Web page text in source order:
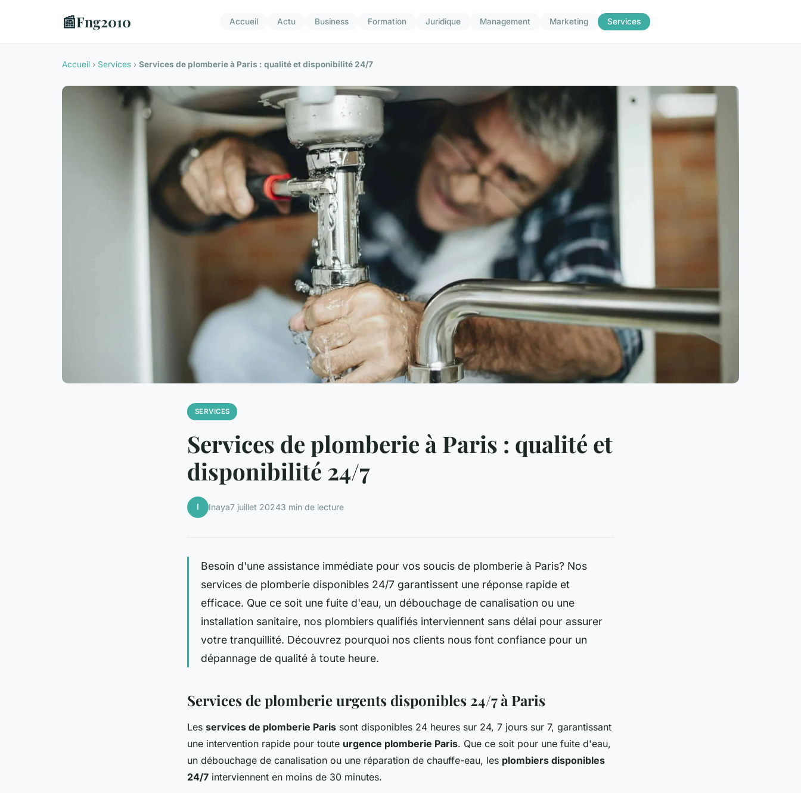
📰Fng2010 Accueil Actu Business Formation Juridique Management Marketing Services
Accueil › Services › Services de plomberie à Paris : qualité et disponibilité 24/7
SERVICES
Services de plomberie à Paris : qualité et
disponibilité 24/7
I Inaya7 juillet 20243 min de lecture
Besoin d'une assistance immédiate pour vos soucis de plomberie à Paris? Nos
services de plomberie disponibles 24/7 garantissent une réponse rapide et
efficace. Que ce soit une fuite d'eau, un débouchage de canalisation ou une
installation sanitaire, nos plombiers qualifiés interviennent sans délai pour assurer
votre tranquillité. Découvrez pourquoi nos clients nous font confiance pour un
dépannage de qualité à toute heure.
Services de plomberie urgents disponibles 24/7 à Paris
Les services de plomberie Paris sont disponibles 24 heures sur 24, 7 jours sur 7, garantissant
une intervention rapide pour toute urgence plomberie Paris. Que ce soit pour une fuite d'eau,
un débouchage de canalisation ou une réparation de chauffe-eau, les plombiers disponibles
24/7 interviennent en moins de 30 minutes.